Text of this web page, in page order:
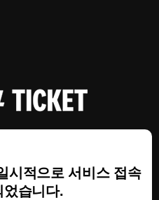
시적으로 서비스 접속
었습니다.